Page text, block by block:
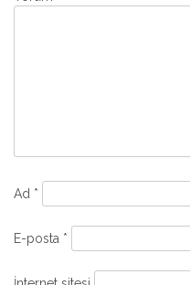
Ad *
E-posta *